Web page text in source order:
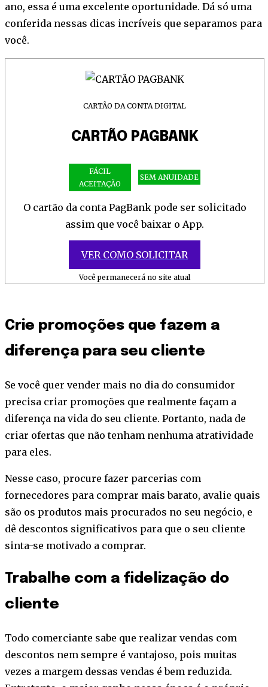
ano, essa é uma excelente oportunidade. Dá só uma
conferida nessas dicas incríveis que separamos para
você.
CARTÃO DA CONTA DIGITAL
CARTÃO PAGBANK
FÁCIL
ACEITAÇÃO
SEM ANUIDADE
O cartão da conta PagBank pode ser solicitado
assim que você baixar o App.
VER COMO SOLICITAR
Você permanecerá no site atual
Crie promoções que fazem a
diferença para seu cliente
Se você quer vender mais no dia do consumidor
precisa criar promoções que realmente façam a
diferença na vida do seu cliente. Portanto, nada de
criar ofertas que não tenham nenhuma atratividade
para eles.
Nesse caso, procure fazer parcerias com
fornecedores para comprar mais barato, avalie quais
são os produtos mais procurados no seu negócio, e
dê descontos significativos para que o seu cliente
sinta-se motivado a comprar.
Trabalhe com a fidelização do
cliente
Todo comerciante sabe que realizar vendas com
descontos nem sempre é vantajoso, pois muitas
vezes a margem dessas vendas é bem reduzida.